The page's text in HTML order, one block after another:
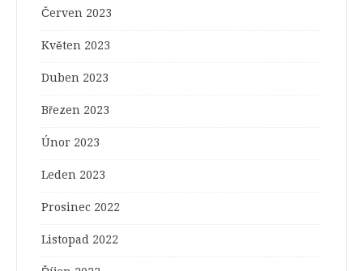
Červen 2023
Květen 2023
Duben 2023
Březen 2023
Únor 2023
Leden 2023
Prosinec 2022
Listopad 2022